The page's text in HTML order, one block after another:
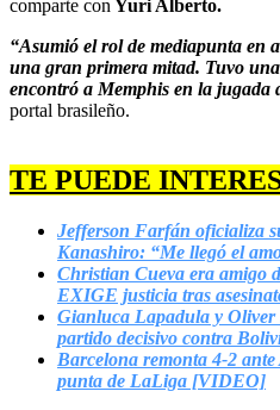
comparte con Yuri Alberto.
“Asumió el rol de mediapunta en
una gran primera mitad. Tuvo
encontró a Memphis en la jugada
portal brasileño.
TE PUEDE
Jefferson Farfán oficializa
Kanashiro: “Me llegó el
Christian Cueva era amigo
EXIGE justicia tras
Gianluca Lapadula y
partido decisivo contra
Barcelona remonta 4-2
punta de LaLiga [VIDEO]